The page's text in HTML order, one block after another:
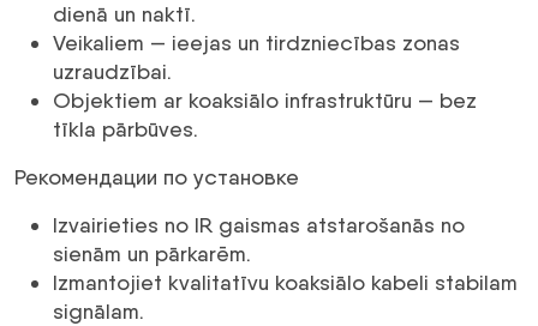
dienā un naktī.
Veikaliem — ieejas un tirdzniecības zonas
uzraudzībai.
Objektiem ar koaksiālo infrastruktūru — bez
tīkla pārbūves.
Рекомендации по установке
Izvairieties no IR gaismas atstarošanās no
sienām un pārkarēm.
Izmantojiet kvalitatīvu koaksiālo kabeli stabilam
signālam.